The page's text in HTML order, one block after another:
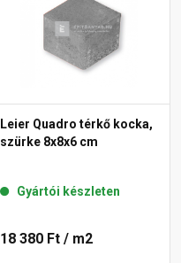
Leier Quadro térkő kocka,
szürke 8x8x6 cm
Gyártói készleten
18 380 Ft / m2